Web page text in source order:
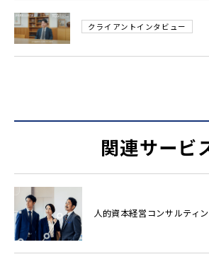
クライアントインタビュー
関連サービ
人的資本経営コンサルティ